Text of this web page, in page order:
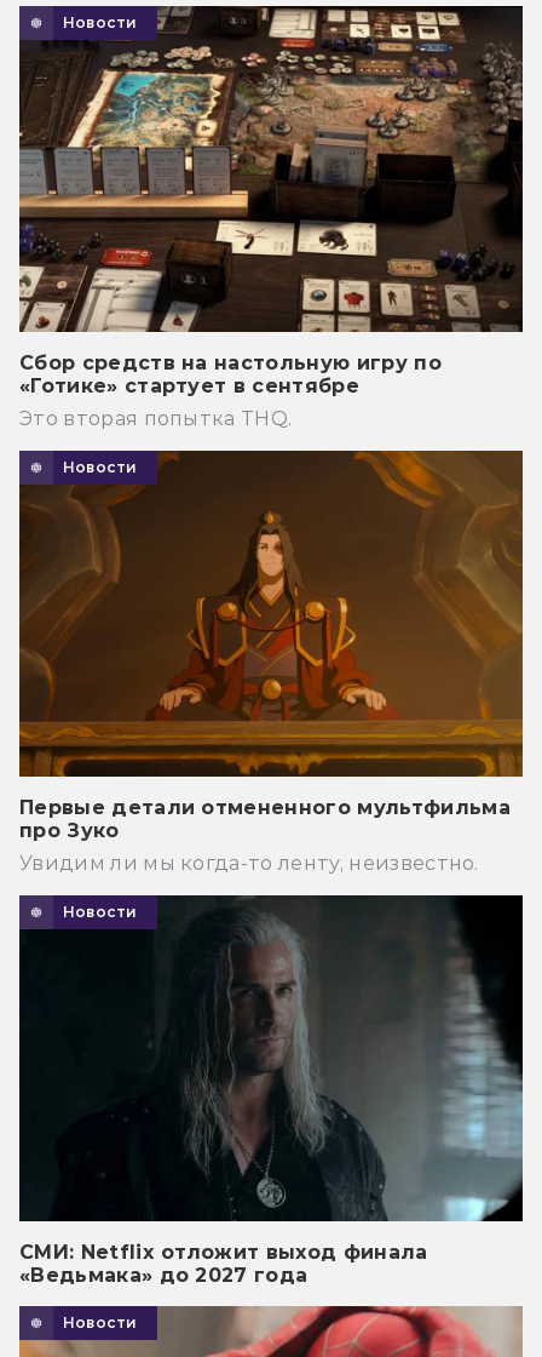
Новости
Сбор средств на настольную игру по
«Готике» стартует в сентябре
Это вторая попытка THQ.
Новости
Первые детали отмененного мультфильма
про Зуко
Увидим ли мы когда-то ленту, неизвестно.
Новости
СМИ: Netflix отложит выход финала
«Ведьмака» до 2027 года
Новости